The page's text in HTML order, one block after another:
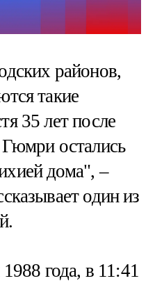
районов,
такие
35 лет после
Гюмри остались
дома", –
один из
года, в 11:41